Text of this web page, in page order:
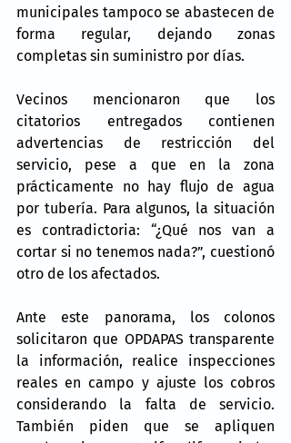
municipales tampoco se abastecen de
forma regular, dejando zonas
completas sin suministro por días.
Vecinos mencionaron que los
citatorios entregados contienen
advertencias de restricción del
servicio, pese a que en la zona
prácticamente no hay flujo de agua
por tubería. Para algunos, la situación
es contradictoria: “¿Qué nos van a
cortar si no tenemos nada?”, cuestionó
otro de los afectados.
Ante este panorama, los colonos
solicitaron que OPDAPAS transparente
la información, realice inspecciones
reales en campo y ajuste los cobros
considerando la falta de servicio.
También piden que se apliquen